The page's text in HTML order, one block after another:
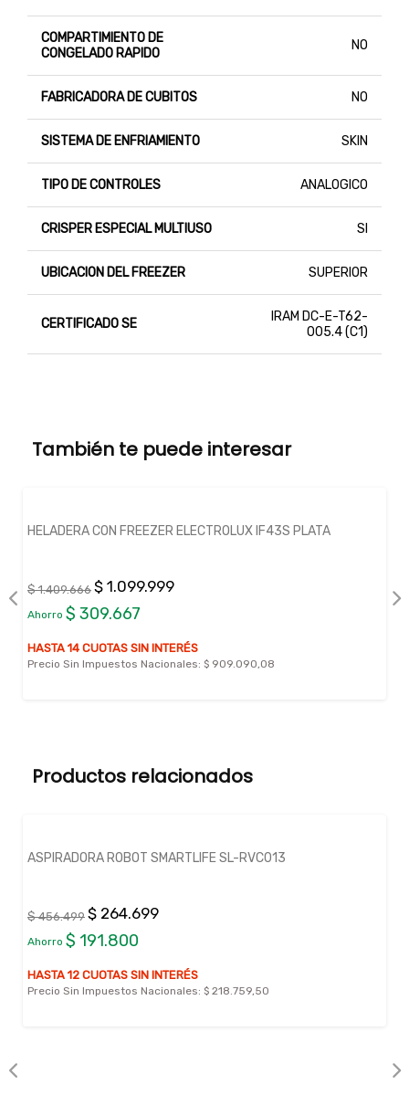
COMPARTIMIENTO DE
CONGELADO RAPIDO
NO
FABRICADORA DE CUBITOS NO
SISTEMA DE ENFRIAMIENTO SKIN
TIPO DE CONTROLES ANALOGICO
CRISPER ESPECIAL MULTIUSO SI
UBICACION DEL FREEZER SUPERIOR
CERTIFICADO SE
IRAM DC-E-T62-
005.4 (C1)
También te puede interesar
HELADERA CON FREEZER ELECTROLUX IF43S PLATA
$ 1.409.666 $ 1.099.999
Ahorro $ 309.667
HASTA 14 CUOTAS SIN INTERÉS
Precio Sin Impuestos Nacionales: $ 909.090,08
Productos relacionados
ASPIRADORA ROBOT SMARTLIFE SL-RVC013
$ 456.499 $ 264.699
Ahorro $ 191.800
HASTA 12 CUOTAS SIN INTERÉS
Precio Sin Impuestos Nacionales: $ 218.759,50